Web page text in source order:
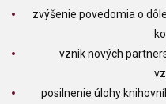
zvýšenie povedomia o
vznik nových
posilnenie úlohy